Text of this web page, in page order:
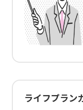
ライフプラン